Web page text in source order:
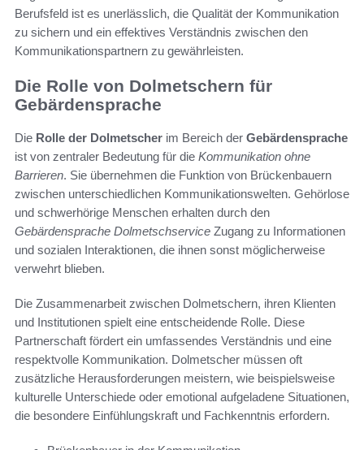
Berufsfeld ist es unerlässlich, die Qualität der Kommunikation
zu sichern und ein effektives Verständnis zwischen den
Kommunikationspartnern zu gewährleisten.
Die Rolle von Dolmetschern für
Gebärdensprache
Die Rolle der Dolmetscher im Bereich der Gebärdensprache
ist von zentraler Bedeutung für die Kommunikation ohne
Barrieren. Sie übernehmen die Funktion von Brückenbauern
zwischen unterschiedlichen Kommunikationswelten. Gehörlose
und schwerhörige Menschen erhalten durch den
Gebärdensprache Dolmetschservice Zugang zu Informationen
und sozialen Interaktionen, die ihnen sonst möglicherweise
verwehrt blieben.
Die Zusammenarbeit zwischen Dolmetschern, ihren Klienten
und Institutionen spielt eine entscheidende Rolle. Diese
Partnerschaft fördert ein umfassendes Verständnis und eine
respektvolle Kommunikation. Dolmetscher müssen oft
zusätzliche Herausforderungen meistern, wie beispielsweise
kulturelle Unterschiede oder emotional aufgeladene Situationen,
die besondere Einfühlungskraft und Fachkenntnis erfordern.